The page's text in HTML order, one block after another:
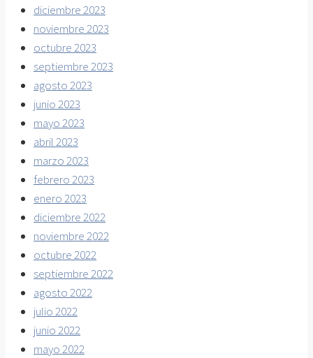
diciembre 2023
noviembre 2023
octubre 2023
septiembre 2023
agosto 2023
junio 2023
mayo 2023
abril 2023
marzo 2023
febrero 2023
enero 2023
diciembre 2022
noviembre 2022
octubre 2022
septiembre 2022
agosto 2022
julio 2022
junio 2022
mayo 2022